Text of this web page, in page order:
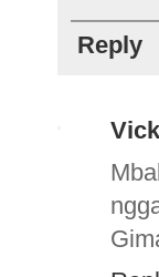
Reply